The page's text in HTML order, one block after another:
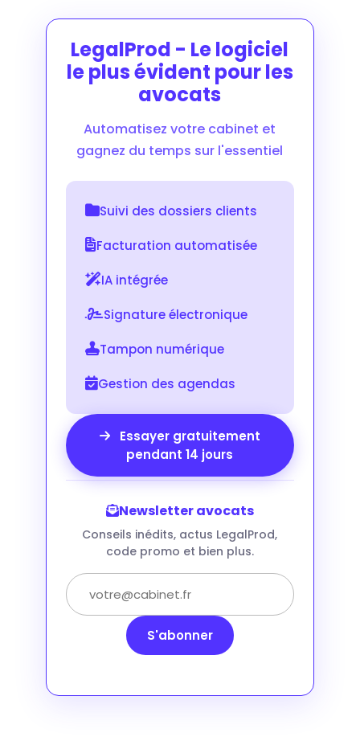
LegalProd - Le logiciel
le plus évident pour les
avocats
Automatisez votre cabinet et
gagnez du temps sur l'essentiel
Suivi des dossiers clients
Facturation automatisée
IA intégrée
Signature électronique
Tampon numérique
Gestion des agendas
Essayer gratuitement
pendant 14 jours
Newsletter avocats
Conseils inédits, actus LegalProd,
code promo et bien plus.
S'abonner